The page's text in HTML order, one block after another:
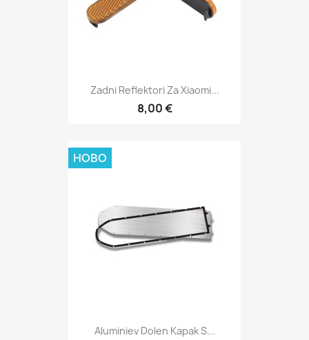
Zadni Reflektori Za Xiaomi...
8,00 €
Aluminiev Dolen Kapak S...
НОВО